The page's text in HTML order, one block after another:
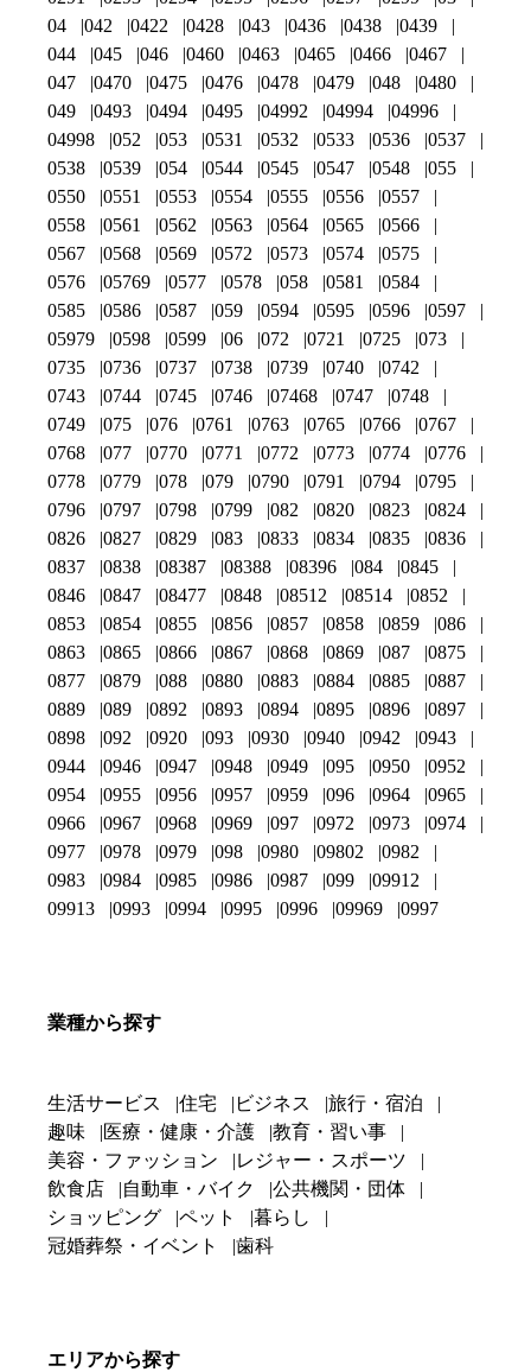
04
042 0422 0428 043 0436 0438
0439
044
045 046 0460 0463 0465 0466
0467
047
0470 0475 0476 0478 0479 048
0480
049
0493 0494 0495 04992 04994
04996
04998
052 053 0531 0532 0533 0536
0537
0538
0539 054 0544 0545 0547 0548
055
0550
0551 0553 0554 0555 0556
0557
0558
0561 0562 0563 0564 0565
0566
0567
0568 0569 0572 0573 0574
0575
0576
05769 0577 0578 058 0581
0584
0585
0586 0587 059 0594 0595 0596
0597
05979
0598 0599 06 072 0721 0725
073
0735
0736 0737 0738 0739 0740
0742
0743
0744 0745 0746 07468 0747
0748
0749
075 076 0761 0763 0765 0766
0767
0768
077 0770 0771 0772 0773 0774
0776
0778
0779 078 079 0790 0791 0794
0795
0796
0797 0798 0799 082 0820 0823
0824
0826
0827 0829 083 0833 0834 0835
0836
0837
0838 08387 08388 08396 084
0845
0846
0847 08477 0848 08512 08514
0852
0853
0854 0855 0856 0857 0858 0859
086
0863
0865 0866 0867 0868 0869 087
0875
0877
0879 088 0880 0883 0884 0885
0887
0889
089 0892 0893 0894 0895 0896
0897
0898
092 0920 093 0930 0940 0942
0943
0944
0946 0947 0948 0949 095 0950
0952
0954
0955 0956 0957 0959 096 0964
0965
0966
0967 0968 0969 097 0972 0973
0974
0977
0978 0979 098 0980 09802
0982
0983
0984 0985 0986 0987 099
09912
09913
0993 0994 0995 0996 09969 0997
業種から探す
生活サービス 住宅 ビジネス
旅行・宿泊
趣味
医療・健康・介護
教育・習い事
美容・ファッション
レジャー・スポーツ
飲食店
自動車・バイク
公共機関・団体
ショッピング
ペット
暮らし
冠婚葬祭・イベント
歯科
エリアから探す